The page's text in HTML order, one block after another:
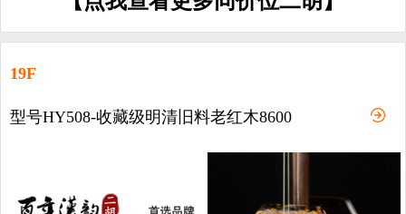
19F
型号HY508-收藏级明清旧料老红木8600